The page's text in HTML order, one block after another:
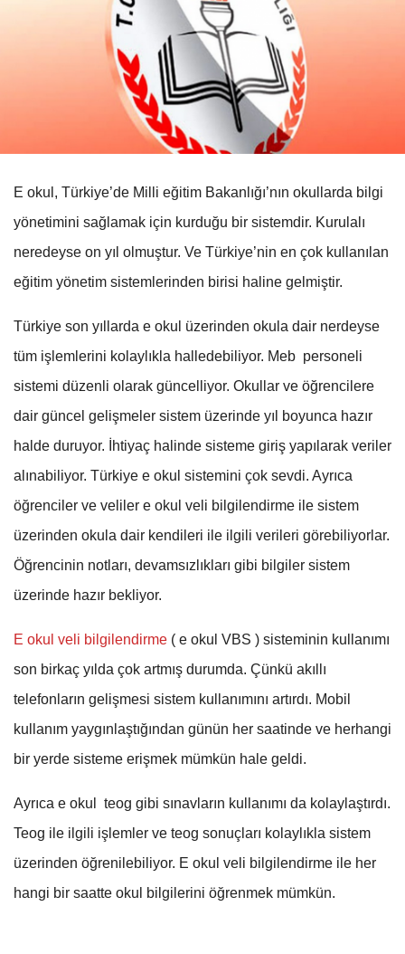
E okul, Türkiye’de Milli eğitim Bakanlığı’nın okullarda bilgi
yönetimini sağlamak için kurduğu bir sistemdir. Kurulalı
neredeyse on yıl olmuştur. Ve Türkiye’nin en çok kullanılan
eğitim yönetim sistemlerinden birisi haline gelmiştir.
Türkiye son yıllarda e okul üzerinden okula dair nerdeyse
tüm işlemlerini kolaylıkla halledebiliyor. Meb personeli
sistemi düzenli olarak güncelliyor. Okullar ve öğrencilere
dair güncel gelişmeler sistem üzerinde yıl boyunca hazır
halde duruyor. İhtiyaç halinde sisteme giriş yapılarak veriler
alınabiliyor. Türkiye e okul sistemini çok sevdi. Ayrıca
öğrenciler ve veliler e okul veli bilgilendirme ile sistem
üzerinden okula dair kendileri ile ilgili verileri görebiliyorlar.
Öğrencinin notları, devamsızlıkları gibi bilgiler sistem
üzerinde hazır bekliyor.
E okul veli bilgilendirme ( e okul VBS ) sisteminin kullanımı
son birkaç yılda çok artmış durumda. Çünkü akıllı
telefonların gelişmesi sistem kullanımını artırdı. Mobil
kullanım yaygınlaştığından günün her saatinde ve herhangi
bir yerde sisteme erişmek mümkün hale geldi.
Ayrıca e okul teog gibi sınavların kullanımı da kolaylaştırdı.
Teog ile ilgili işlemler ve teog sonuçları kolaylıkla sistem
üzerinden öğrenilebiliyor. E okul veli bilgilendirme ile her
hangi bir saatte okul bilgilerini öğrenmek mümkün.